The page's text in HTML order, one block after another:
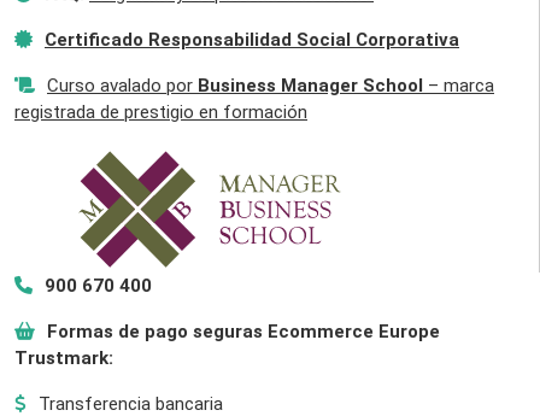
Certificado Responsabilidad Social Corporativa
Curso avalado por Business Manager School – marca
registrada de prestigio en formación
900 670 400
Formas de pago seguras Ecommerce Europe
Trustmark:
Transferencia bancaria